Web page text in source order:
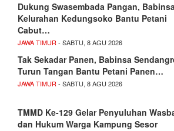
Dukung Swasembada Pangan,
Kelurahan Kedungsoko Bantu Petani
Cabut…
JAWA TIMUR- SABTU, 8 AGU 2026
Tak Sekadar Panen, Babinsa
Turun Tangan Bantu Petani Panen…
JAWA TIMUR- SABTU, 8 AGU 2026
TMMD Ke-129 Gelar Penyuluhan
dan Hukum Warga Kampung Sesor